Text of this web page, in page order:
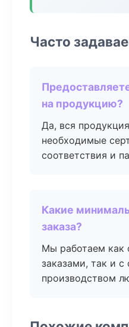
Часто
на продукцию?
Да, вся
необходимые
соответствия и
Какие
заказа?
Мы работаем как
заказами, так и
производством